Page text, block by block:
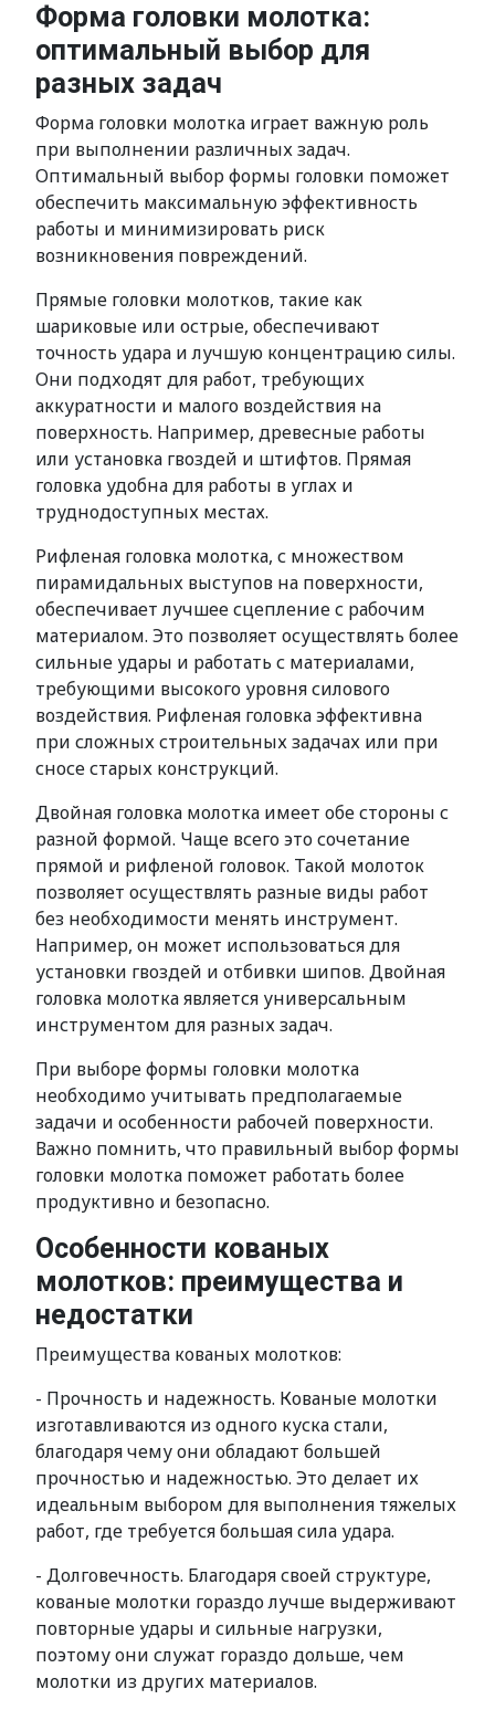
Форма головки молотка:
оптимальный выбор для
разных задач
Форма головки молотка играет важную роль
при выполнении различных задач.
Оптимальный выбор формы головки поможет
обеспечить максимальную эффективность
работы и минимизировать риск
возникновения повреждений.
Прямые головки молотков, такие как
шариковые или острые, обеспечивают
точность удара и лучшую концентрацию силы.
Они подходят для работ, требующих
аккуратности и малого воздействия на
поверхность. Например, древесные работы
или установка гвоздей и штифтов. Прямая
головка удобна для работы в углах и
труднодоступных местах.
Рифленая головка молотка, с множеством
пирамидальных выступов на поверхности,
обеспечивает лучшее сцепление с рабочим
материалом. Это позволяет осуществлять более
сильные удары и работать с материалами,
требующими высокого уровня силового
воздействия. Рифленая головка эффективна
при сложных строительных задачах или при
сносе старых конструкций.
Двойная головка молотка имеет обе стороны с
разной формой. Чаще всего это сочетание
прямой и рифленой головок. Такой молоток
позволяет осуществлять разные виды работ
без необходимости менять инструмент.
Например, он может использоваться для
установки гвоздей и отбивки шипов. Двойная
головка молотка является универсальным
инструментом для разных задач.
При выборе формы головки молотка
необходимо учитывать предполагаемые
задачи и особенности рабочей поверхности.
Важно помнить, что правильный выбор формы
головки молотка поможет работать более
продуктивно и безопасно.
Особенности кованых
молотков: преимущества и
недостатки
Преимущества кованых молотков:
- Прочность и надежность. Кованые молотки
изготавливаются из одного куска стали,
благодаря чему они обладают большей
прочностью и надежностью. Это делает их
идеальным выбором для выполнения тяжелых
работ, где требуется большая сила удара.
- Долговечность. Благодаря своей структуре,
кованые молотки гораздо лучше выдерживают
повторные удары и сильные нагрузки,
поэтому они служат гораздо дольше, чем
молотки из других материалов.